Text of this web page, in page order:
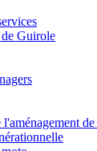
Guirole